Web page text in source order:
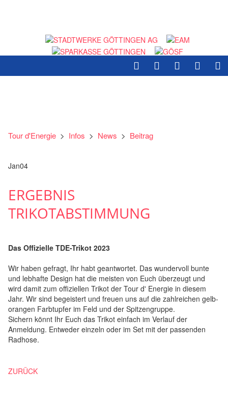
Tour d'Energie > Infos > News > Beitrag
Jan04
ERGEBNIS
TRIKOTABSTIMMUNG
Das Offizielle TDE-Trikot 2023
Wir haben gefragt, Ihr habt geantwortet. Das wundervoll bunte
und lebhafte Design hat die meisten von Euch überzeugt und
wird damit zum offiziellen Trikot der Tour d' Energie in diesem
Jahr. Wir sind begeistert und freuen uns auf die zahlreichen gelb-
orangen Farbtupfer im Feld und der Spitzengruppe.
Sichern könnt Ihr Euch das Trikot einfach im Verlauf der
Anmeldung. Entweder einzeln oder im Set mit der passenden
Radhose.
ZURÜCK